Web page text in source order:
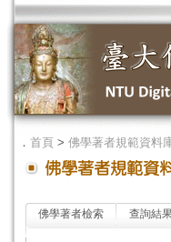
． 首頁 > 佛學著者規範資料
佛學著者檢索 查詢結